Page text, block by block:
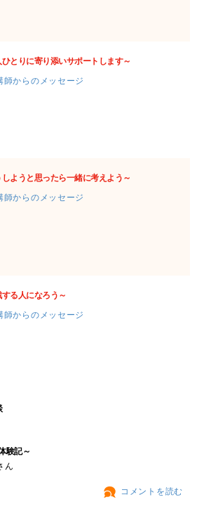
ひとりに寄り添いサポートします～
師からのメッセージ
しようと思ったら一緒に考えよう～
師からのメッセージ
する人になろう～
師からのメッセージ
験記～
ん
コメントを読む